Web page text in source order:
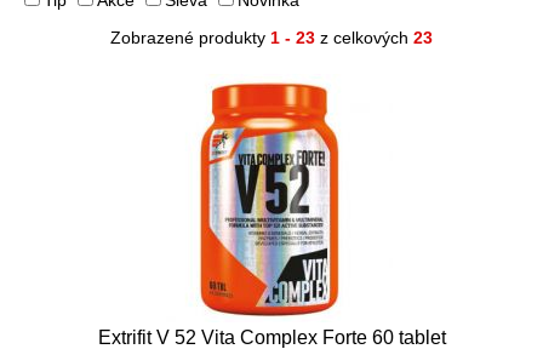
Zobrazené produkty 1 - 23 z celkových 23
Extrifit V 52 Vita Complex Forte 60 tablet